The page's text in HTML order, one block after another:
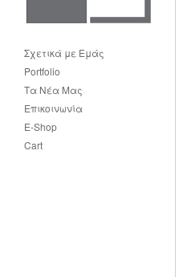
Σχετικά με Εμάς
Portfolio
Τα Νέα Μας
Επικοινωνία
E-Shop
Cart